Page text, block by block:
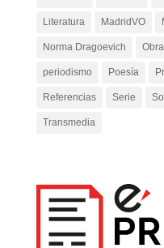
Literatura MadridVO
Norma Dragoevich
periodismo Poesía
Referencias Serie
Transmedia